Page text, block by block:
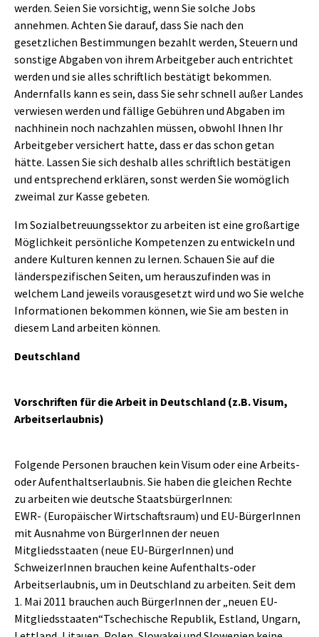
werden. Seien Sie vorsichtig, wenn Sie solche Jobs
annehmen. Achten Sie darauf, dass Sie nach den
gesetzlichen Bestimmungen bezahlt werden, Steuern und
sonstige Abgaben von ihrem Arbeitgeber auch entrichtet
werden und sie alles schriftlich bestätigt bekommen.
Andernfalls kann es sein, dass Sie sehr schnell außer Landes
verwiesen werden und fällige Gebühren und Abgaben im
nachhinein noch nachzahlen müssen, obwohl Ihnen Ihr
Arbeitgeber versichert hatte, dass er das schon getan
hätte. Lassen Sie sich deshalb alles schriftlich bestätigen
und entsprechend erklären, sonst werden Sie womöglich
zweimal zur Kasse gebeten.
Im Sozialbetreuungssektor zu arbeiten ist eine großartige
Möglichkeit persönliche Kompetenzen zu entwickeln und
andere Kulturen kennen zu lernen. Schauen Sie auf die
länderspezifischen Seiten, um herauszufinden was in
welchem Land jeweils vorausgesetzt wird und wo Sie welche
Informationen bekommen können, wie Sie am besten in
diesem Land arbeiten können.
Deutschland
Vorschriften für die Arbeit in Deutschland (z.B. Visum,
Arbeitserlaubnis)
Folgende Personen brauchen kein Visum oder eine Arbeits-
oder Aufenthaltserlaubnis. Sie haben die gleichen Rechte
zu arbeiten wie deutsche StaatsbürgerInnen:
EWR- (Europäischer Wirtschaftsraum) und EU-BürgerInnen
mit Ausnahme von BürgerInnen der neuen
Mitgliedsstaaten (neue EU-BürgerInnen) und
SchweizerInnen brauchen keine Aufenthalts-oder
Arbeitserlaubnis, um in Deutschland zu arbeiten. Seit dem
1. Mai 2011 brauchen auch BürgerInnen der „neuen EU-
Mitgliedsstaaten“Tschechische Republik, Estland, Ungarn,